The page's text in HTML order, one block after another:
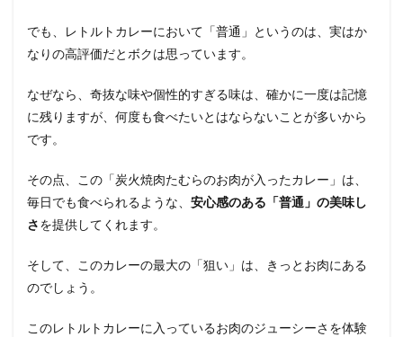
でも、レトルトカレーにおいて「普通」というのは、実はか
なりの高評価だとボクは思っています。
なぜなら、奇抜な味や個性的すぎる味は、確かに一度は記憶
に残りますが、何度も食べたいとはならないことが多いから
です。
その点、この「炭火焼肉たむらのお肉が入ったカレー」は、
毎日でも食べられるような、 安心感のある「普通」の美味し
さを提供してくれます。
そして、このカレーの最大の「狙い」は、きっとお肉にある
のでしょう。
このレトルトカレーに入っているお肉のジューシーさを体験